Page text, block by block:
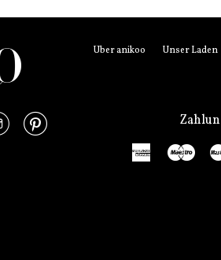
InstagramPinterest
Über anikoo Unser Laden
American
Express